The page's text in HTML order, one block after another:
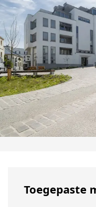
Toegepaste